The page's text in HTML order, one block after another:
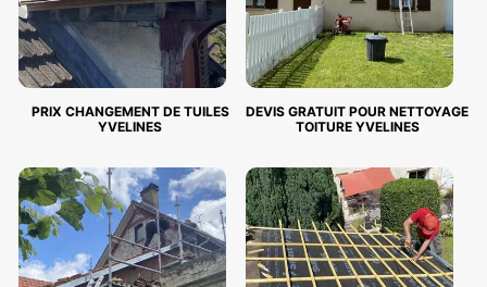
PRIX CHANGEMENT DE TUILES
YVELINES
DEVIS GRATUIT POUR NETTOYAGE
TOITURE YVELINES